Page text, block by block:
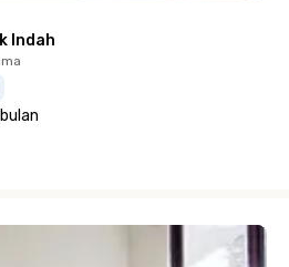
Indah
bulan